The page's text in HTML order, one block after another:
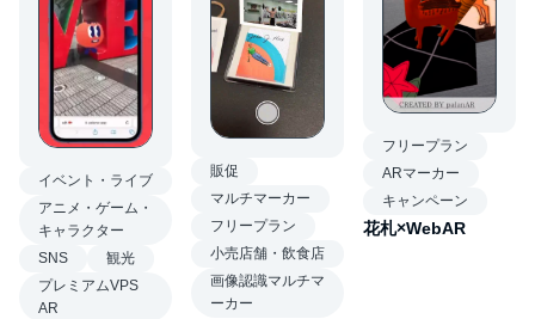
イベント・ライブ
アニメ・ゲーム・
キャラクター
SNS
観光
プレミアムVPS
AR
販促
マルチマーカー
フリープラン
小売店舗・飲食店
画像認識マルチマ
ーカー
フリープラン
ARマーカー
キャンペーン
花札×WebAR